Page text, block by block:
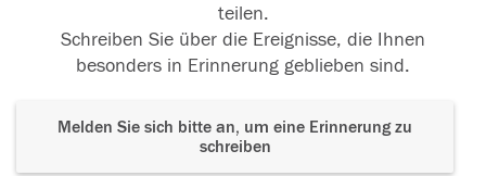
teilen.
Schreiben Sie über die Ereignisse, die Ihnen
besonders in Erinnerung geblieben sind.
Melden Sie sich bitte an, um eine Erinnerung zu
schreiben